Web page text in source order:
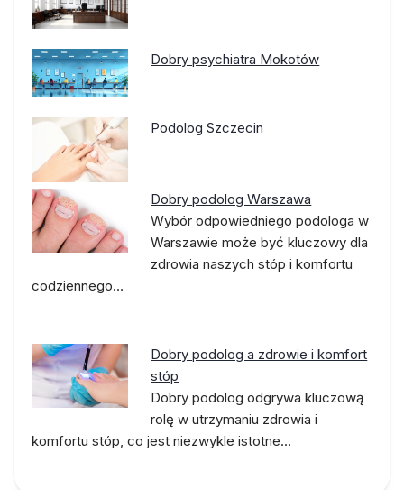
Dobry psychiatra Mokotów
Podolog Szczecin
Dobry podolog Warszawa
Wybór odpowiedniego podologa w
Warszawie może być kluczowy dla
zdrowia naszych stóp i komfortu
codziennego…
Dobry podolog a zdrowie i komfort
stóp
Dobry podolog odgrywa kluczową
rolę w utrzymaniu zdrowia i
komfortu stóp, co jest niezwykle istotne…